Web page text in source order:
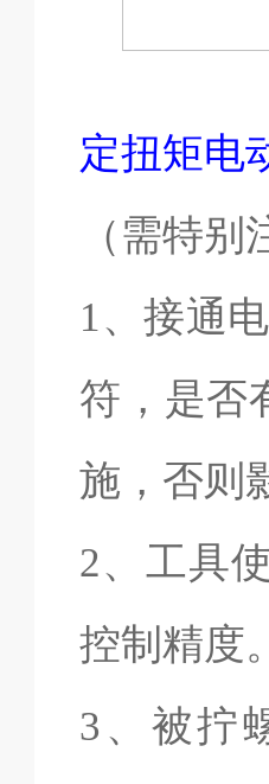
定扭矩电
（需特别
1、接通
符，是否
施，否则
2、工具
控制精度
3、被拧